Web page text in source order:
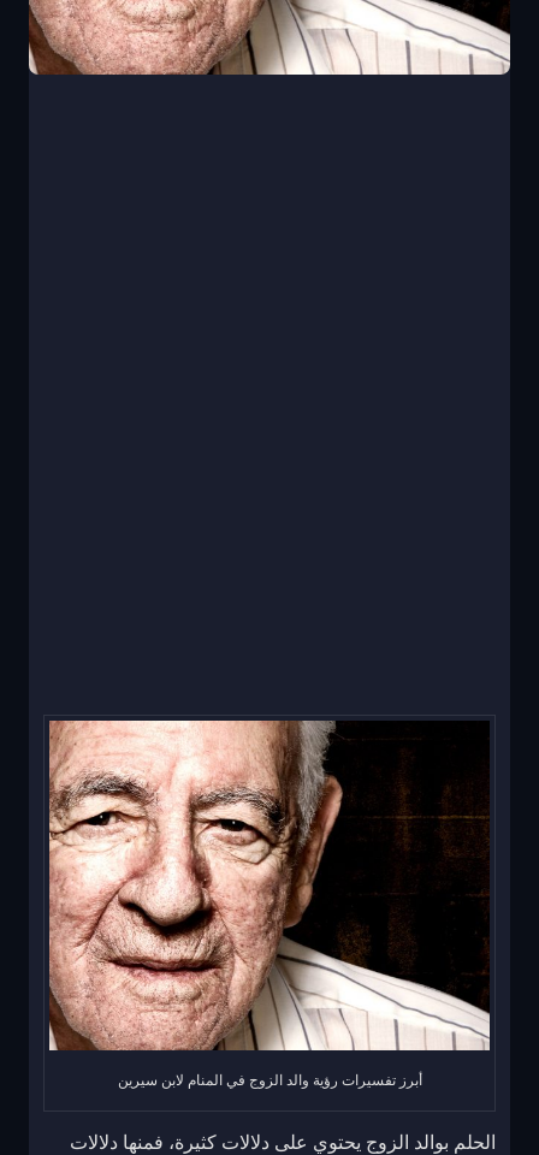
أبرز تفسيرات رؤية والد الزوج في المنام لابن سيرين
الحلم بوالد الزوج يحتوي على دلالات كثيرة، فمنها دلالات